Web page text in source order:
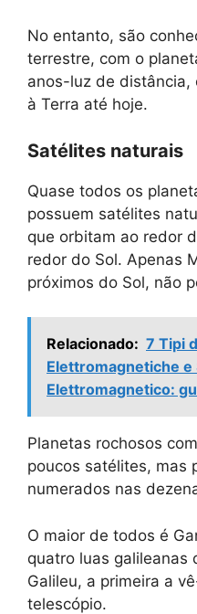
No entanto, são
terrestre, com o
anos-luz de distância,
à Terra até hoje.
Satélites naturais
Quase todos os
possuem satélites
que orbitam ao redor
redor do Sol. Apenas
próximos do Sol, não
Relacionado: 7 Tipi
Elettromagnetiche e
Elettromagnetico:
Planetas rochosos
poucos satélites, mas
numerados nas
O maior de todos é
quatro luas galileanas
Galileu, a primeira a
telescópio.